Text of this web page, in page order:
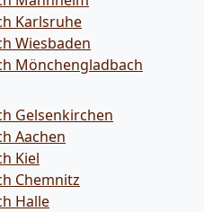
Karlsruhe
Wiesbaden
Mönchen­gladbach
Gelsenkirchen
Aachen
Kiel
Chemnitz
Halle